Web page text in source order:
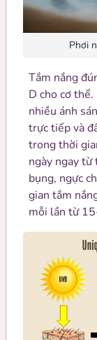
Phơi
Tắm nắng
D cho cơ
nhiều ánh
trực tiếp và
trong thời
ngày ngay từ
bụng, ngực
gian tắm
mỗi lần từ